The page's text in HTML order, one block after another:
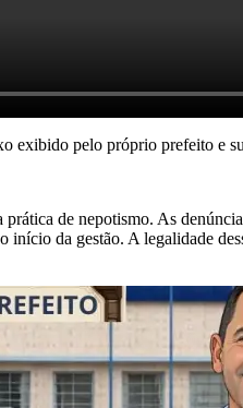
pelo próprio prefeito e
de nepotismo. As
da gestão. A legalidade